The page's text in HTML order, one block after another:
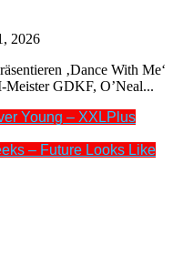
2026
‚Dance With Me‘
GDKF, O’Neal...
Young – XXLPlus
– Future Looks Like